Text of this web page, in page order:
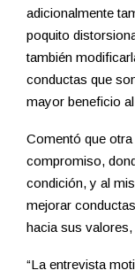
adicionalmente
poquito
también
conductas que
mayor beneficio
Comentó que
compromiso,
condición, y al
mejorar
hacia sus
“La entrevista